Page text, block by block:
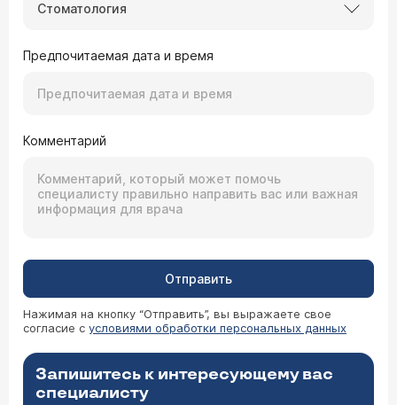
Стоматология
Предпочитаемая дата и время
Комментарий
Отправить
Нажимая на кнопку “Отправить”, вы выражаете свое
согласие с условиями обработки персональных данных
Запишитесь к интересующему вас
специалисту